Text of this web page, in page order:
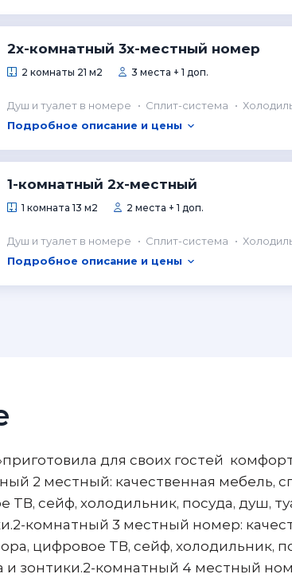
2х-комнатный 3х-местный номер
2 комнаты 21 м2 3 места + 1 доп.
Душ и туалет в номере Сплит-система
Подробное описание и цены
1-комнатный 2х-местный
1 комната 13 м2 2 места + 1 доп.
Душ и туалет в номере Сплит-система
Подробное описание и цены
для своих гостей
2 местный: качественная мебель,
ТВ, сейф, холодильник, посуда, душ,
комнатный 3 местный номер:
цифровое ТВ, сейф, холодильник,
зонтики.2-комнатный 4 местный